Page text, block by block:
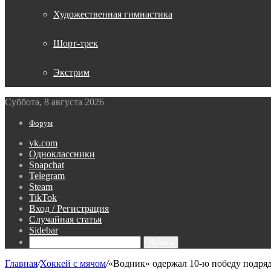
Художественная гимнастика
Шорт-трек
Экстрим
Суббота, 8 августа 2026
Форум
vk.com
Одноклассники
Snapchat
Telegram
Steam
TikTok
Вход / Регистрация
Случайная статья
Sidebar
Главная/Хоккей с мячом/«Водник» одержал 10‑ю победу